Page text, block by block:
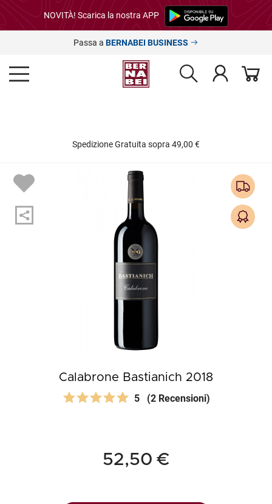
NOVITÀ! Scarica la nostra APP
Passa a BERNABEI BUSINESS
Spedizione Gratuita sopra 49,00 €
Calabrone Bastianich 2018
5 (2 Recensioni)
52,50 €